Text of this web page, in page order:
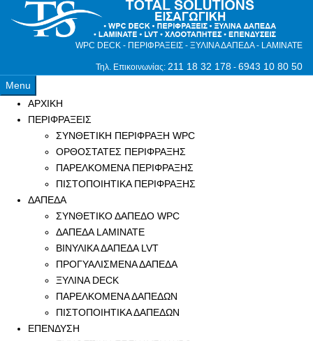
WPC DECK - ΠΕΡΙΦΡΑΞΕΙΣ - ΞΥΛΙΝΑ ΔΑΠΕΔΑ - LAMINATE
Τηλ. Επικοινωνίας: 211 18 32 178 - 6943 10 80 50
Menu
ΑΡΧΙΚΗ
ΠΕΡΙΦΡΑΞΕΙΣ
ΣΥΝΘΕΤΙΚΗ ΠΕΡΙΦΡΑΞΗ WPC
ΟΡΘΟΣΤΑΤΕΣ ΠΕΡΙΦΡΑΞΗΣ
ΠΑΡΕΛΚΟΜΕΝΑ ΠΕΡΙΦΡΑΞΗΣ
ΠΙΣΤΟΠΟΙΗΤΙΚΑ ΠΕΡΙΦΡΑΞΗΣ
ΔΑΠΕΔΑ
ΣΥΝΘΕΤΙΚΟ ΔΑΠΕΔΟ WPC
ΔΑΠΕΔΑ LAMINATE
ΒΙΝΥΛΙΚΑ ΔΑΠΕΔΑ LVT
ΠΡΟΓΥΑΛΙΣΜΕΝΑ ΔΑΠΕΔΑ
ΞΥΛΙΝΑ DECK
ΠΑΡΕΛΚΟΜΕΝΑ ΔΑΠΕΔΩΝ
ΠΙΣΤΟΠΟΙΗΤΙΚΑ ΔΑΠΕΔΩΝ
ΕΠΕΝΔΥΣΗ